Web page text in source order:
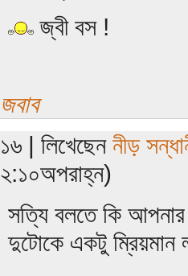
জ্বী বস !
জবাব
১৬ | লিখেছেন নীড়
২:১০অপরাহ্ন)
সত্যি বলতে কি
দুটোকে একটু ম্রিয়মান